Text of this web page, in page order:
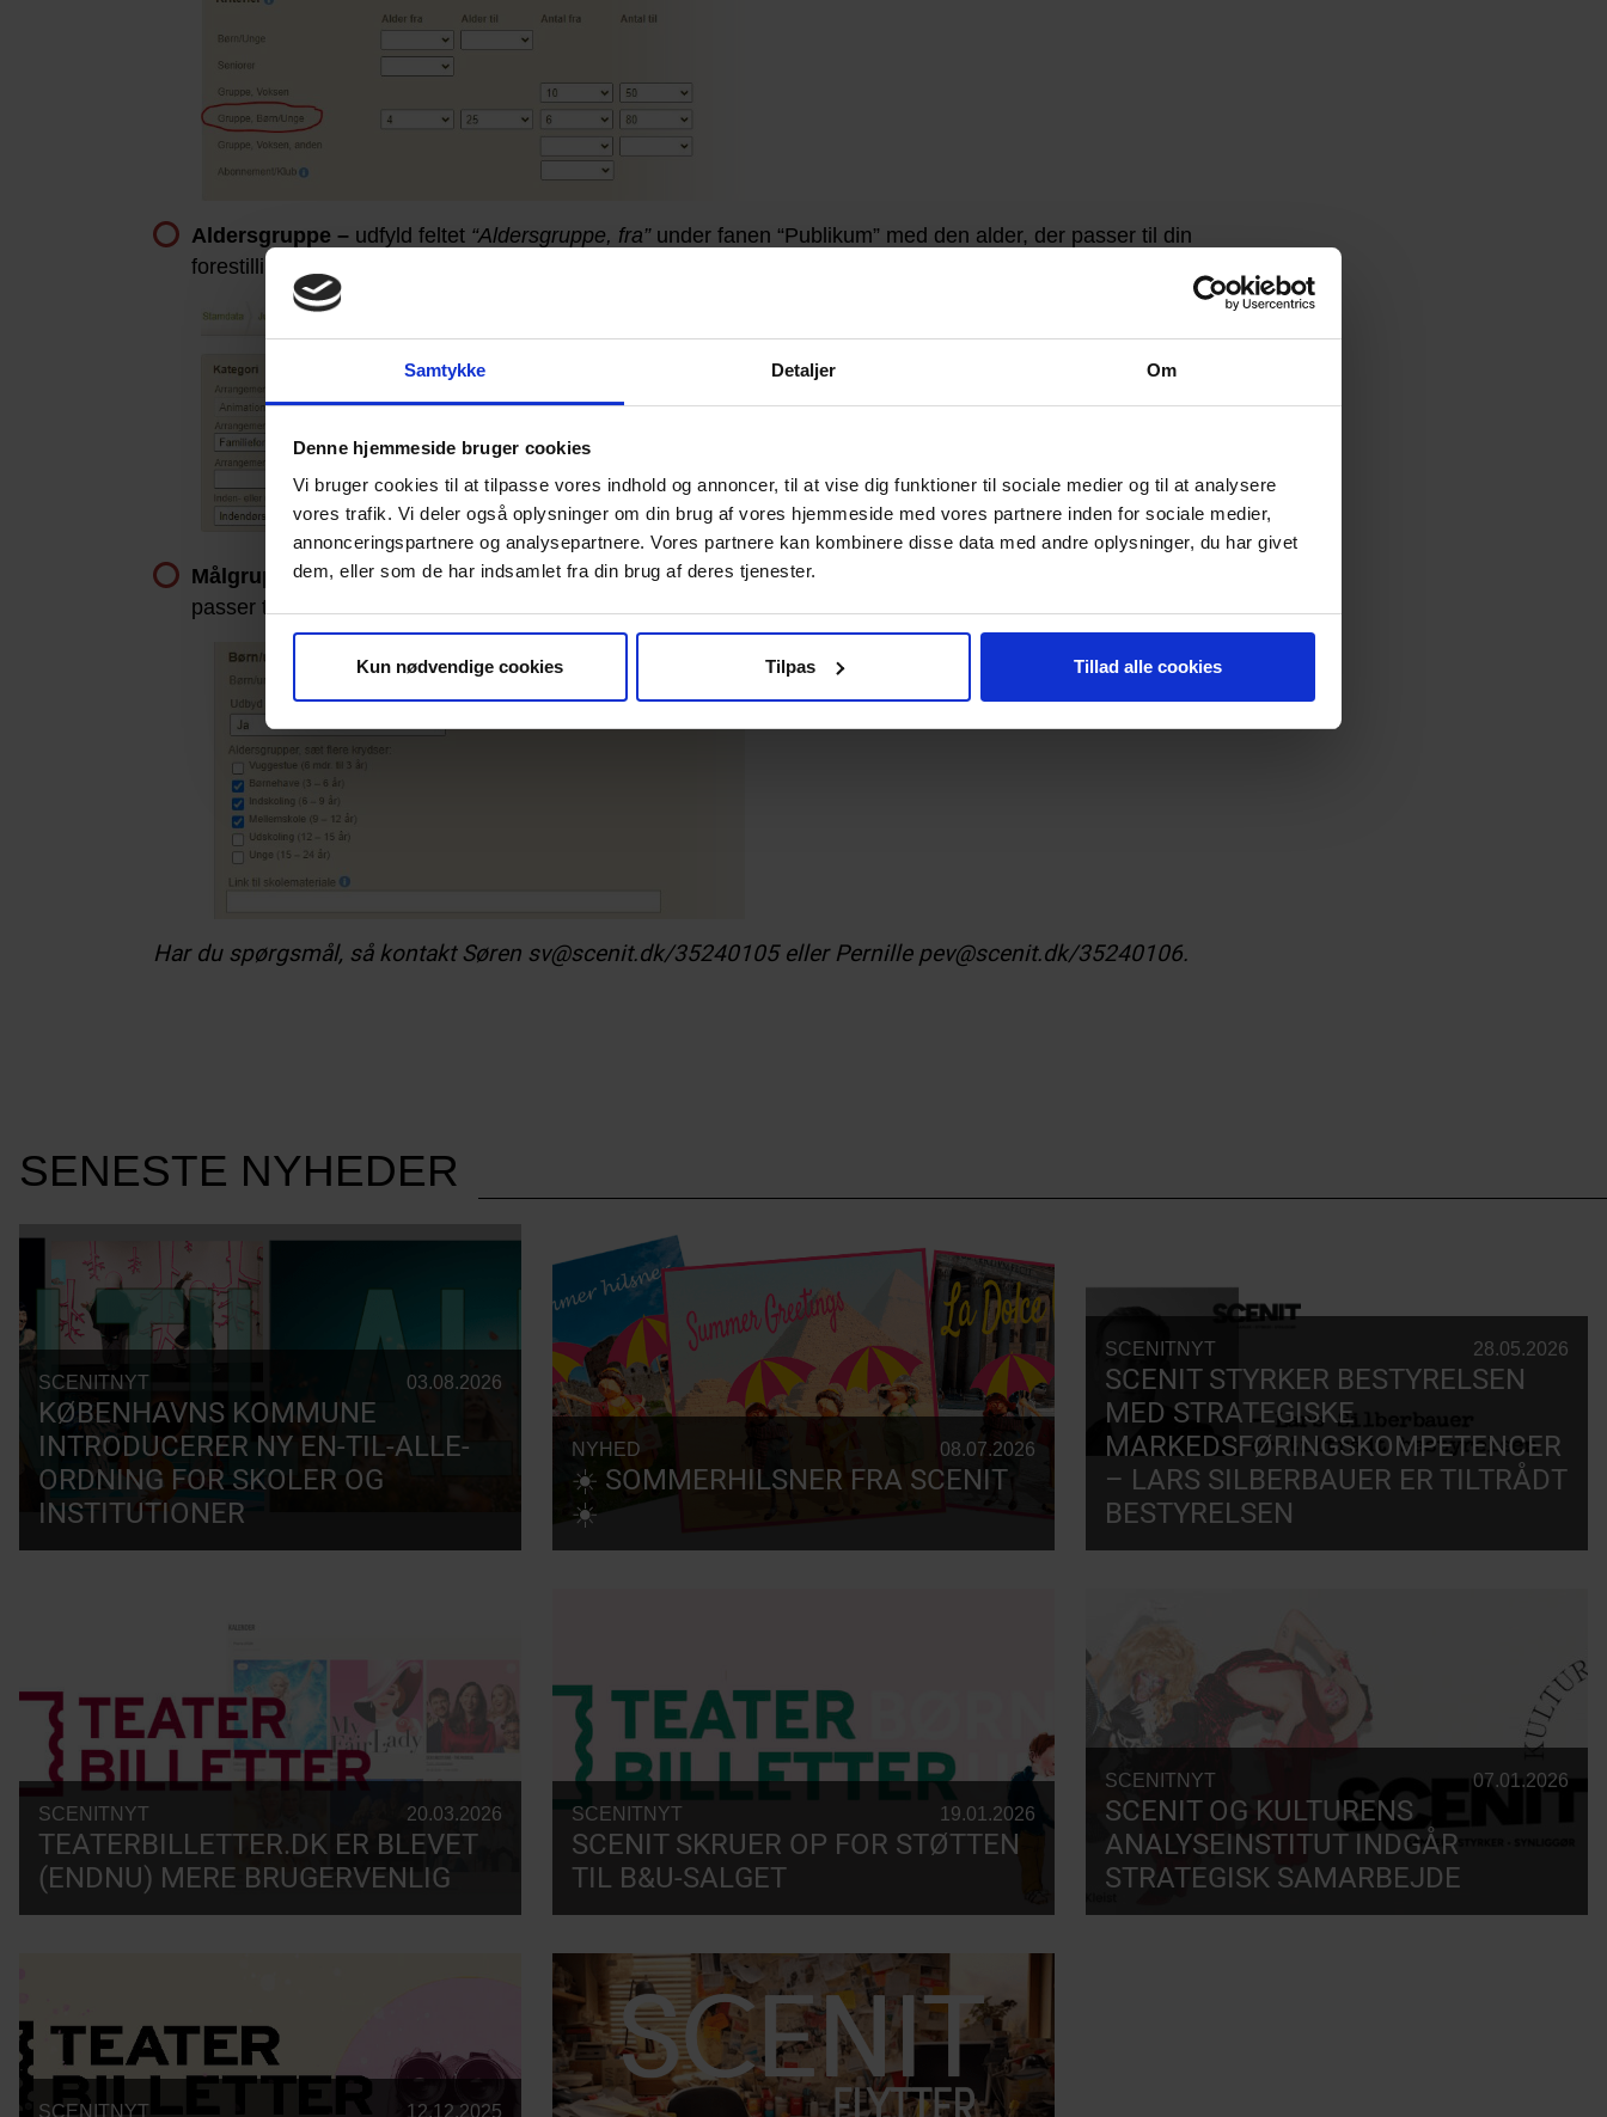
Samtykke Detaljer Om
Denne hjemmeside bruger cookies
Vi bruger cookies til at tilpasse vores indhold og annoncer, til at vise dig funktioner til sociale medier og til at analysere
vores trafik. Vi deler også oplysninger om din brug af vores hjemmeside med vores partnere inden for sociale medier,
annonceringspartnere og analysepartnere. Vores partnere kan kombinere disse data med andre oplysninger, du har givet
dem, eller som de har indsamlet fra din brug af deres tjenester.
Kun nødvendige cookies Tilpas Tillad alle cookies
Aldersgruppe – udfyld feltet “Aldersgruppe, fra” under fanen “Publikum” med den alder, der passer til din
forestilling.
Målgrupper –sæt kryds ved den rette “Aldersgruppe” fx Børnehave
passer til børn i alderen3-9 år.
Har du spørgsmål, så kontakt Søren sv@scenit.dk/35240105 eller Pernille pev@scenit.dk/35240106.
SENESTE NYHEDER
SCENITNYT 03.08.2026
KØBENHAVNS KOMMUNE
INTRODUCERER NY EN-TIL-ALLE-
ORDNING FOR SKOLER OG
INSTITUTIONER
NYHED 08.07.2026
☀️ SOMMERHILSNER FRA SCENIT
☀️
SCENITNYT 28.05.2026
SCENIT STYRKER BESTYRELSEN
MED STRATEGISKE
MARKEDSFØRINGSKOMPETENCER
– LARS SILBERBAUER ER TILTRÅDT
BESTYRELSEN
SCENITNYT 20.03.2026
TEATERBILLETTER.DK ER BLEVET
(ENDNU) MERE BRUGERVENLIG
SCENITNYT 19.01.2026
SCENIT SKRUER OP FOR STØTTEN
TIL B&U-SALGET
SCENITNYT 07.01.2026
SCENIT OG KULTURENS
ANALYSEINSTITUT INDGÅR
STRATEGISK SAMARBEJDE
SCENITNYT 12.12.2025